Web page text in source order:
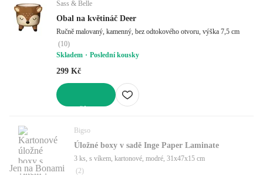
Sass & Belle
Obal na květináč Deer
Ručně malovaný, kamenný, bez odtokového otvoru, výška 7,5 cm
(10)
Skladem
Poslední kousky
299 Kč
Jen na Bonami
Bigso
Úložné boxy v sadě Inge Paper Laminate
3 ks, s víkem, kartonové, modré, 31x47x15 cm
(2)